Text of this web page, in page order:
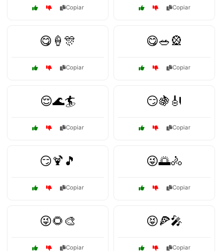
Copiar Copiar
😋🍦🎊
Copiar
😋🥗🎡
Copiar
😌🌊🏄
Copiar
😏🍇🎻
Copiar
😏🍹🎵
Copiar
😜🌅🚴
Copiar
😜🌻🎨
Copiar
😝🍕🎤
Copiar